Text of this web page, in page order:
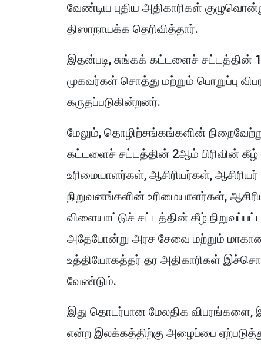
வேண்டிய புதிய அதிகாரிகள்
திஸாநாயக்க தெரிவித்தார்.
இதன்படி, சுங்கக் கட்டளைச் சட்டத்தின்
முகவர்கள் சொத்து மற்றும் பொறுப்பு
கருதப்படுகின்றனர்.
மேலும், தொழிற்சங்கங்களின்
கட்டளைச் சட்டத்தின் 2ஆம் பிரிவின் கீழ்
உரிமையாளர்கள், ஆசிரியர்கள்,
நிறுவனங்களின் உரிமையாளர்கள்,
விளையாட்டுச் சட்டத்தின் கீழ்
அதேபோன்று அரச சேவை மற்றும்
உத்தியோகத்தர் தர அதிகாரிகள்
வேண்டும்.
இது தொடர்பான மேலதிக
என்ற இலக்கத்திற்கு அழைப்பை